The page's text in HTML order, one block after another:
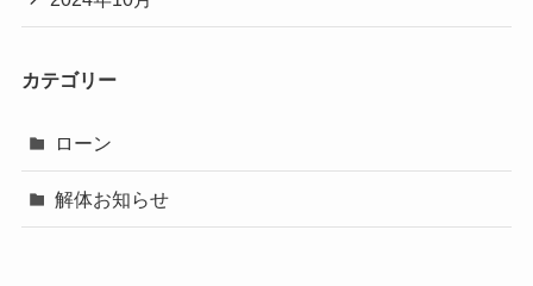
カテゴリー
ローン
解体お知らせ